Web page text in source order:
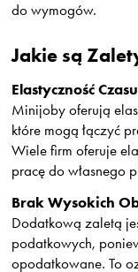
do wymogów.
Jakie są
Elastyczność
Minijoby oferują
które mogą łączyć
Wiele firm oferuje
pracę do własnego
Brak Wysokich
Dodatkową zaletą
podatkowych,
opodatkowane. To